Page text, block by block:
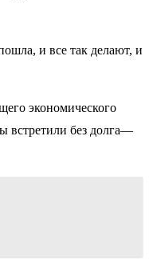
и все так делают, и
экономического
встретили без долга—